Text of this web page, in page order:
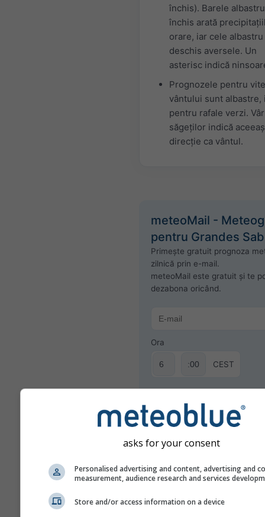
închis). Barele albastru
închis arată
orare, iar cele albastru
deschis aversele. Un
asterisc indică
Prognozele pentru
vântului sunt albastre,
pentru rafale verzi.
săgeților indică
direcție ca vântul.
meteoMail -
pentru Grandes
Primește gratuit prognoza
zilnică prin e-mail.
meteoMail este gratuit și te
dezabona oricând.
Ora
CEST
asks for your consent
Personalised advertising and content, advertising and
measurement, audience research and services
Store and/or access information on a device